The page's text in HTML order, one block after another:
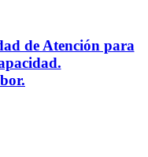
de Atención para